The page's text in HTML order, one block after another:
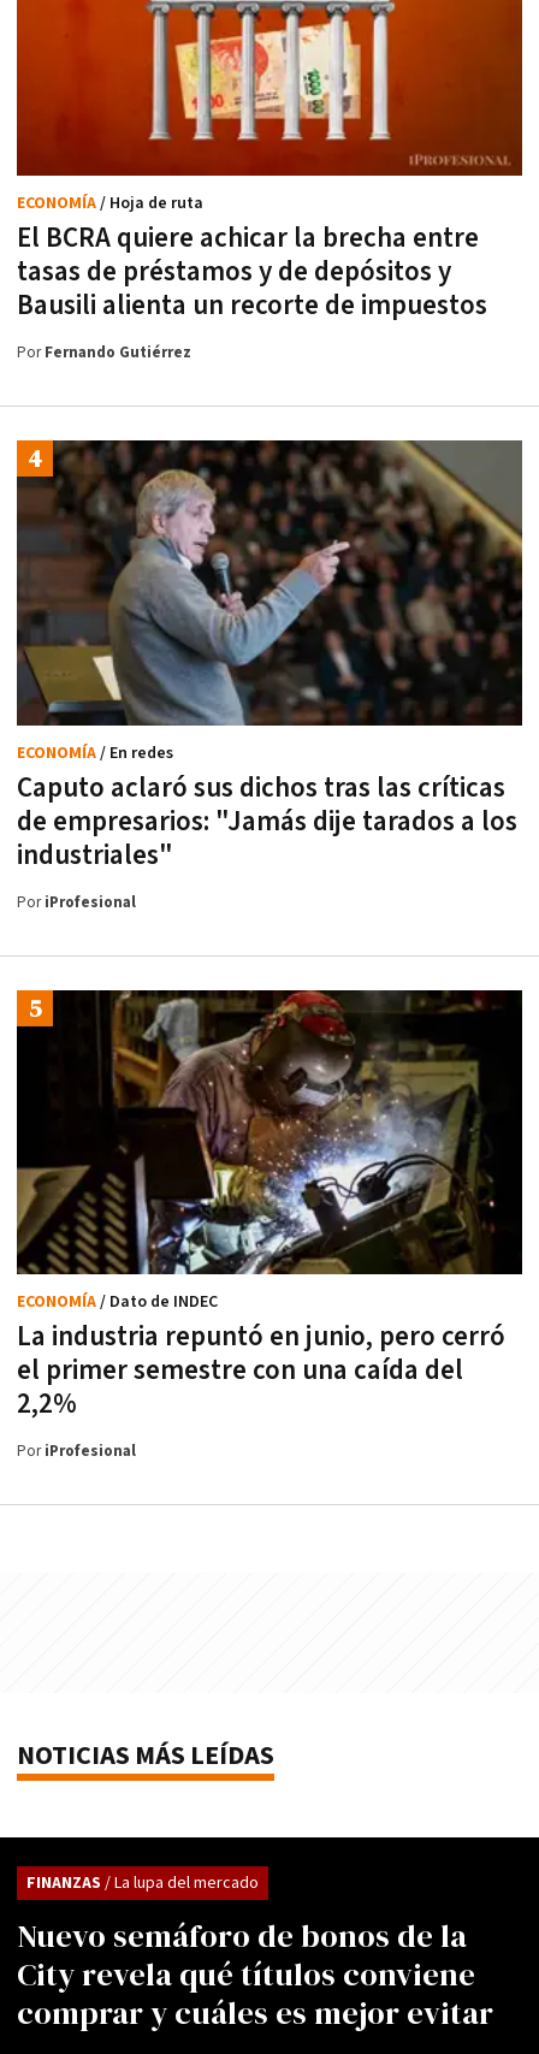
El BCRA quiere achicar la brecha entre
tasas de préstamos y de depósitos y
Bausili alienta un recorte de impuestos
ECONOMÍA/ Hoja de ruta
PorFernando Gutiérrez
Caputo aclaró sus dichos tras las críticas
de empresarios: "Jamás dije tarados a los
industriales"
ECONOMÍA/ En redes
PoriProfesional
La industria repuntó en junio, pero cerró
el primer semestre con una caída del
2,2%
ECONOMÍA/ Dato de INDEC
PoriProfesional
NOTICIAS MÁS LEÍDAS
Nuevo semáforo de bonos de la
City revela qué títulos conviene
comprar y cuáles es mejor evitar
FINANZAS / La lupa del mercado